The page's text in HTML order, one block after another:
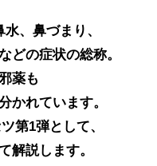
、鼻づまり、
どの症状の総称。
薬も
かれています。
第1弾として、
解説します。